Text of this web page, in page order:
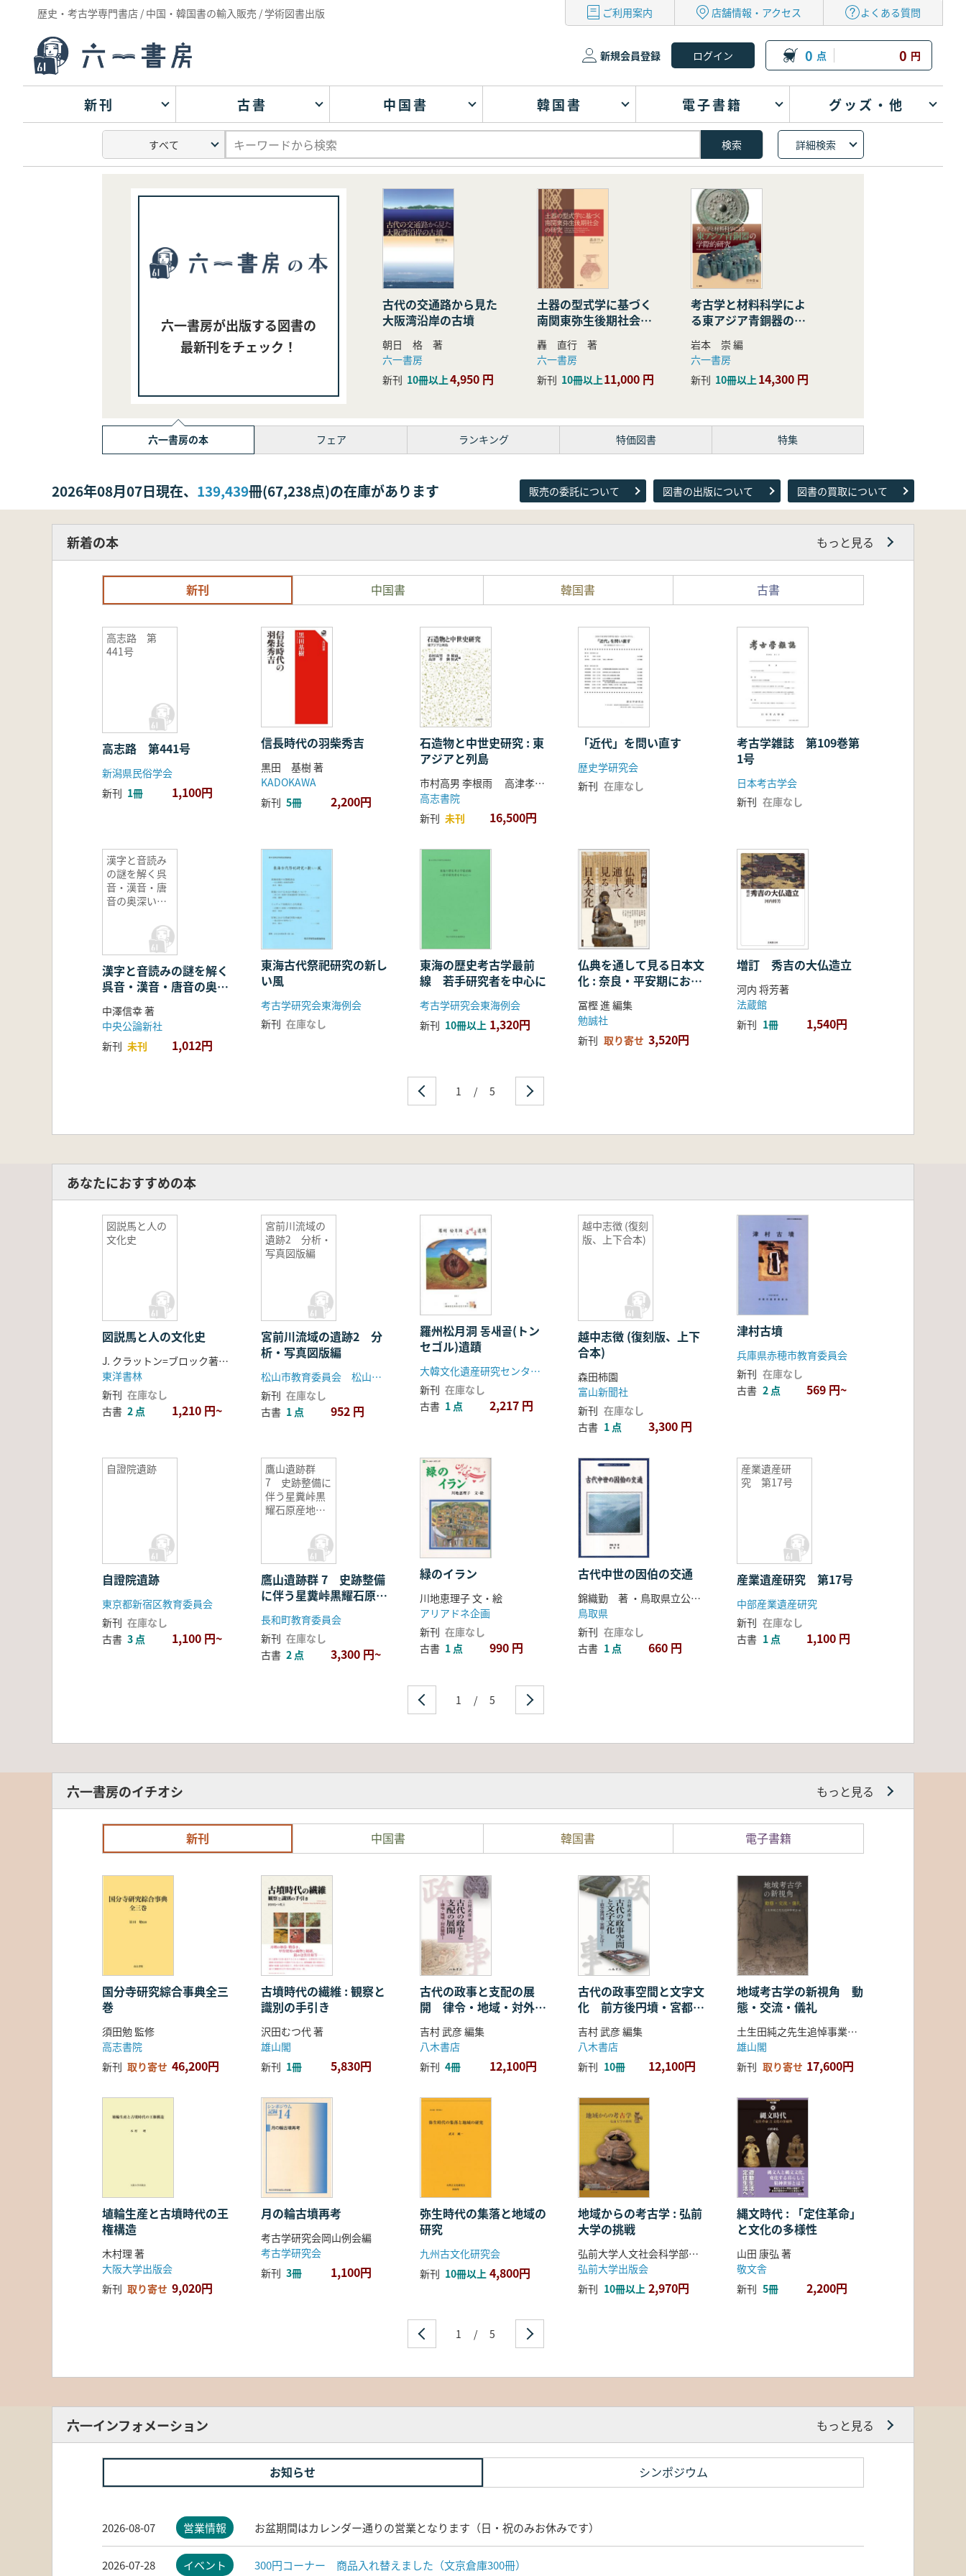
歴史・考古学専門書店 / 中国・韓国書の輸入販売 / 学術図書出版 ご利用案内 店舗情報・アクセス よくある質問
新規会員登録 0 点 0 円
新刊 古書 中国書 韓国書 電子書籍 グッズ・他
詳細検索
六一書房が出版する図書の
最新刊をチェック！
古代の交通路から見た
大阪湾沿岸の古墳
朝日 格 著
六一書房
新刊 10冊以上4,950 円
土器の型式学に基づく
南関東弥生後期社会の
研究
轟 直行 著
六一書房
新刊 10冊以上11,000 円
考古学と材料科学によ
る東アジア青銅器の学
際的研究
岩本 崇 編
六一書房
新刊 10冊以上14,300 円
六一書房の本 フェア ランキング 特価図書 特集
2026年08月07日現在、 139,439冊(67,238点)の在庫があります 販売の委託について 図書の出版について 図書の買取について
新着の本 もっと見る
新刊 中国書 韓国書 古書
高志路 第
441号
高志路 第441号
新潟県民俗学会
新刊 1冊 1,100円
信長時代の羽柴秀吉
黒田 基樹 著
KADOKAWA
新刊 5冊 2,200円
石造物と中世史研究 : 東
アジアと列島
市村高男 李根雨 高津孝 劉恒武 編
高志書院
新刊 未刊 16,500円
「近代」を問い直す
歴史学研究会
新刊 在庫なし
考古学雑誌 第109巻第
1号
日本考古学会
新刊 在庫なし
漢字と音読み
の謎を解く呉
音・漢音・唐
音の奥深い世
漢字と音読みの謎を解く
呉音・漢音・唐音の奥深
い世界
中澤信幸 著
中央公論新社
新刊 未刊 1,012円
東海古代祭祀研究の新し
い風
考古学研究会東海例会
新刊 在庫なし
東海の歴史考古学最前
線 若手研究者を中心に
考古学研究会東海例会
新刊 10冊以上 1,320円
仏典を通して見る日本文
化 : 奈良・平安期におけ
る仏教の受容・融合・展
開
冨樫 進 編集
勉誠社
新刊 取り寄せ 3,520円
増訂 秀吉の大仏造立
河内 将芳著
法蔵館
新刊 1冊 1,540円
1 / 5
あなたにおすすめの本
図説馬と人の
文化史
図説馬と人の文化史
J. クラットン=ブロック著 ; 清水雄次郎訳
東洋書林
新刊 在庫なし
古書 2 点 1,210 円~
宮前川流域の
遺跡2 分析・
写真図版編
宮前川流域の遺跡2 分
析・写真図版編
松山市教育委員会 松山市生涯学習振興財団埋蔵文化財センター
新刊 在庫なし
古書 1 点 952 円
羅州松月洞 동새골(トン
セゴル)遺蹟
大韓文化遺産研究センター、羅州市
新刊 在庫なし
古書 1 点 2,217 円
越中志徴 (復刻
版、上下合本)
越中志徴 (復刻版、上下
合本)
森田柿園
富山新聞社
新刊 在庫なし
古書 1 点 3,300 円
津村古墳
兵庫県赤穂市教育委員会
新刊 在庫なし
古書 2 点 569 円~
自證院遺跡
自證院遺跡
東京都新宿区教育委員会
新刊 在庫なし
古書 3 点 1,100 円~
鷹山遺跡群
7 史跡整備に
伴う星糞峠黒
耀石原産地遺
鷹山遺跡群 7 史跡整備
に伴う星糞峠黒耀石原産
地遺跡第1号採掘址の調
査
長和町教育委員会
新刊 在庫なし
古書 2 点 3,300 円~
緑のイラン
川地恵理子 文・絵
アリアドネ企画
新刊 在庫なし
古書 1 点 990 円
古代中世の因伯の交通
錦織勤 著 ・鳥取県立公文書館県史編さん室 編
鳥取県
新刊 在庫なし
古書 1 点 660 円
産業遺産研
究 第17号
産業遺産研究 第17号
中部産業遺産研究
新刊 在庫なし
古書 1 点 1,100 円
1 / 5
六一書房のイチオシ もっと見る
新刊 中国書 韓国書 電子書籍
国分寺研究綜合事典全三
巻
須田勉 監修
高志書院
新刊 取り寄せ 46,200円
古墳時代の繊維 : 観察と
識別の手引き
沢田むつ代 著
雄山閣
新刊 1冊 5,830円
古代の政事と支配の展
開 律令・地域・対外関
係
吉村 武彦 編集
八木書店
新刊 4冊 12,100円
古代の政事空間と文字文
化 前方後円墳・宮都・
ことば
吉村 武彦 編集
八木書店
新刊 10冊 12,100円
地域考古学の新視角 動
態・交流・儀礼
土生田純之先生追悼事業会 編
雄山閣
新刊 取り寄せ 17,600円
埴輪生産と古墳時代の王
権構造
木村理 著
大阪大学出版会
新刊 取り寄せ 9,020円
月の輪古墳再考
考古学研究会岡山例会編
考古学研究会
新刊 3冊 1,100円
弥生時代の集落と地域の
研究
九州古文化研究会
新刊 10冊以上 4,800円
地域からの考古学 : 弘前
大学の挑戦
弘前大学人文社会科学部北日本考古学研究センター 編
弘前大学出版会
新刊 10冊以上 2,970円
縄文時代 : 「定住革命」
と文化の多様性
山田 康弘 著
敬文舎
新刊 5冊 2,200円
1 / 5
六一インフォメーション もっと見る
お知らせ シンポジウム
2026-08-07 営業情報 お盆期間はカレンダー通りの営業となります（日・祝のみお休みです）
2026-07-28 イベント 300円コーナー 商品入れ替えました（文京倉庫300冊）